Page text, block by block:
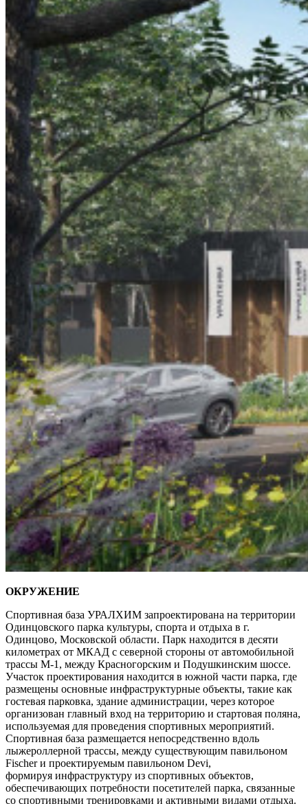
ОКРУЖЕНИЕ
Спортивная база УРАЛХИМ запроектирована на территории
Одинцовского парка культуры, спорта и отдыха в г.
Одинцово, Московской области. Парк находится в десяти
километрах от МКАД с северной стороны от автомобильной
трассы М-1, между Красногорским и Подушкинским шоссе.
Участок проектирования находится в южной части парка, где
размещены основные инфраструктурные объекты, такие как
гостевая парковка, здание администрации, через которое
организован главный вход на территорию и стартовая поляна,
используемая для проведения спортивных мероприятий.
Спортивная база размещается непосредственно вдоль
лыжероллерной трассы, между существующим павильоном
Fischer и проектируемым павильоном Devi,
формируя инфраструктуру из спортивных объектов,
обеспечивающих потребности посетителей парка, связанные
со спортивными тренировками и активными видами отдыха.